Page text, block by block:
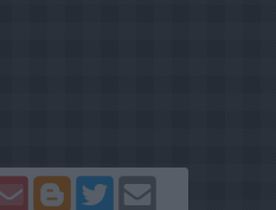
Del
på
Del
på
Send